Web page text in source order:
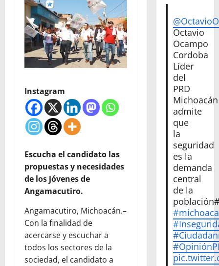
Instagram
Escucha el candidato las
propuestas y necesidades
de los jóvenes de
Angamacutiro.
Angamacutiro, Michoacán.–
Con la finalidad de
acercarse y escuchar a
todos los sectores de la
sociedad, el candidato a
Octavio
Ocampo
Cordoba
Líder
del
PRD
Michoacán
admite
que
la
seguridad
es la
demanda
central
de la